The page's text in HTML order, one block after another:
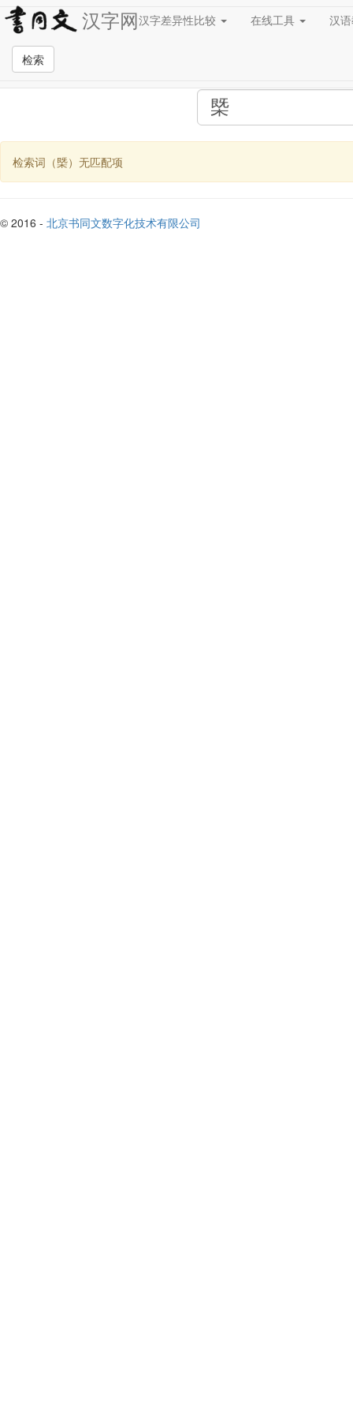
汉字网汉字差异性比较 在线工具 汉
检索
全站检索页面
检索词（槩）无匹配项
© 2016 - 北京书同文数字化技术有限公司